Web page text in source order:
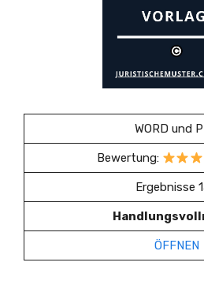
WORD und
Bewertung:
Ergebnisse
ÖFFNEN